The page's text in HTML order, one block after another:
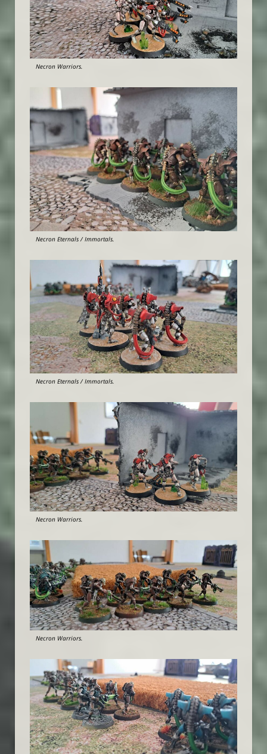
Necron Warriors.
Necron Eternals / Immortals.
Necron Eternals / Immortals.
Necron Warriors.
Necron Warriors.